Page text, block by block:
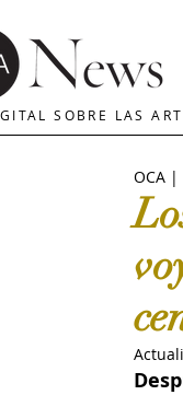
MERCADO DE
The Art
Palacio
OCA |
SOBRE LAS